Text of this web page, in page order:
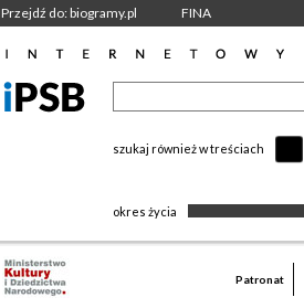
Przejdź do: biogramy.pl FINA
szukaj również w treściach
okres życia
Patronat